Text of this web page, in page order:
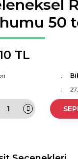
50
TL